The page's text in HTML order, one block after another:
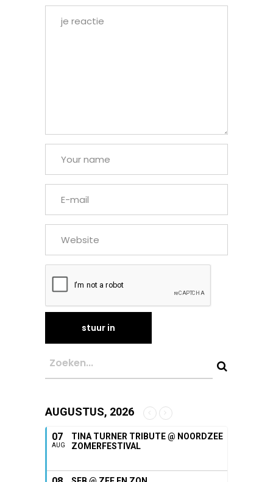
AUGUSTUS, 2026
07
AUG
TINA TURNER TRIBUTE @ NOORDZEE
ZOMERFESTIVAL